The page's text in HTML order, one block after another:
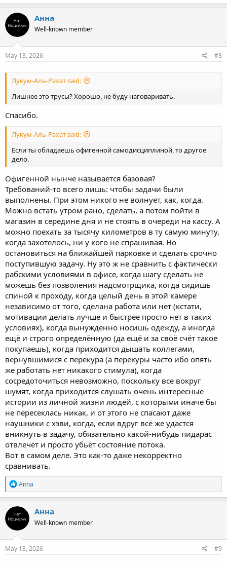
Анна
Well-known member
May 13, 2026 #8
Лукум-Аль-Рахат said:
Лишнее это трусы? Хорошо, не буду наговаривать.
Спасибо.
Лукум-Аль-Рахат said:
Если ты обладаешь офигенной самодисциплиной, то другое
дело.
Офигенной нынче называется базовая?
Требований-то всего лишь: чтобы задачи были
выполнены. При этом никого не волнует, как, когда.
Можно встать утром рано, сделать, а потом пойти в
магазин в середине дня и не стоять в очереди на кассу. А
можно поехать за тысячу километров в ту самую минуту,
когда захотелось, ни у кого не спрашивая. Но
остановиться на ближайшей парковке и сделать срочно
поступившую задачу. Ну это ж не сравнить с фактически
рабскими условиями в офисе, когда шагу сделать не
можешь без позволения надсмотрщика, когда сидишь
спиной к проходу, когда целый день в этой камере
независимо от того, сделана работа или нет (кстати,
мотивации делать лучше и быстрее просто нет в таких
условиях), когда вынужденно носишь одежду, а иногда
ещё и строго определённую (да ещё и за своё счёт такое
покупаешь), когда приходится дышать коллегами,
вернувшимися с перекура (а перекуры часто ибо опять
же работать нет никакого стимула), когда
сосредоточиться невозможно, поскольку все вокруг
шумят, когда приходится слушать очень интересные
истории из личной жизни людей, с которыми иначе бы
не пересеклась никак, и от этого не спасают даже
наушники с хэви, когда, если вдруг всё же удастся
вникнуть в задачу, обязательно какой-нибудь пидарас
отвлечёт и просто убьёт состояние потока.
Вот в самом деле. Это как-то даже некорректно
сравнивать.
R
e
a
c
t
i
o
n
s
Anna
Анна
Well-known member
May 13, 2026 #9